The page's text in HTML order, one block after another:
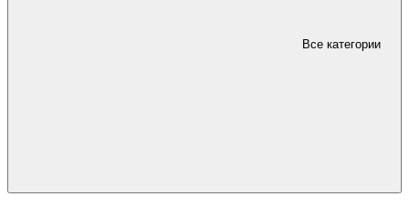
Все категории